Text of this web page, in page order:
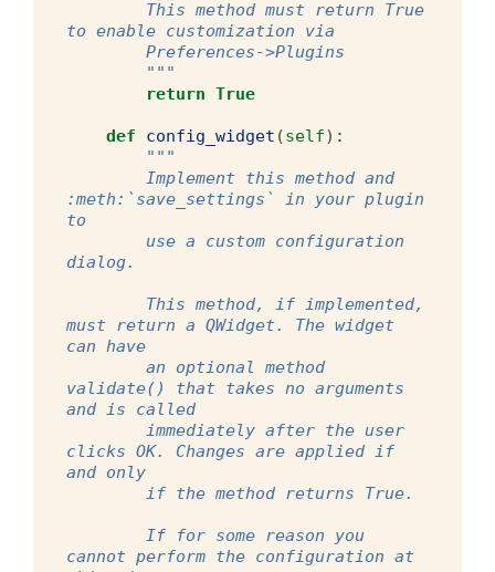
to enable customization via
        Preferences->Plugins
        """
return True
def config_widget (self):
"""
:meth:`save_settings` in your plugin
to
dialog.
must return a QWidget. The widget
can have
validate() that takes no arguments
and is called
clicks OK. Changes are applied if
and only
        if the method returns True.
cannot perform the configuration at